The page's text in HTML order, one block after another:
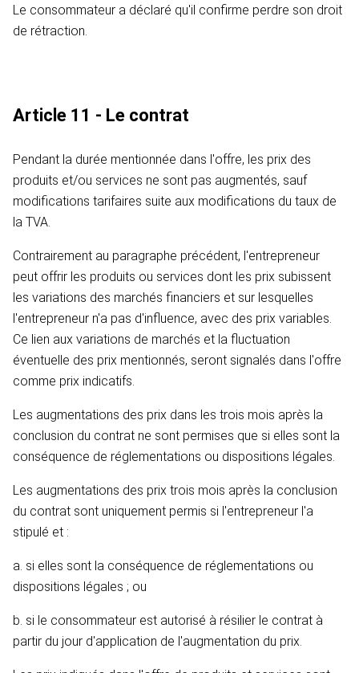
Le consommateur a déclaré qu'il confirme perdre son droit
de rétraction.
Article 11 - Le contrat
Pendant la durée mentionnée dans l'offre, les prix des
produits et/ou services ne sont pas augmentés, sauf
modifications tarifaires suite aux modifications du taux de
la TVA.
Contrairement au paragraphe précédent, l'entrepreneur
peut offrir les produits ou services dont les prix subissent
les variations des marchés financiers et sur lesquelles
l'entrepreneur n'a pas d'influence, avec des prix variables.
Ce lien aux variations de marchés et la fluctuation
éventuelle des prix mentionnés, seront signalés dans l'offre
comme prix indicatifs.
Les augmentations des prix dans les trois mois après la
conclusion du contrat ne sont permises que si elles sont la
conséquence de réglementations ou dispositions légales.
Les augmentations des prix trois mois après la conclusion
du contrat sont uniquement permis si l'entrepreneur l'a
stipulé et :
a. si elles sont la conséquence de réglementations ou
dispositions légales ; ou
b. si le consommateur est autorisé à résilier le contrat à
partir du jour d'application de l'augmentation du prix.